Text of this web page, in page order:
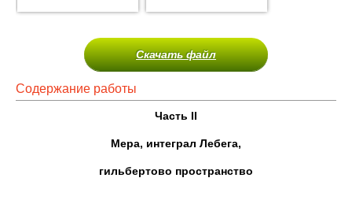
Скачать файл
Содержание работы
Часть II
Мера, интеграл Лебега,
гильбертово пространство